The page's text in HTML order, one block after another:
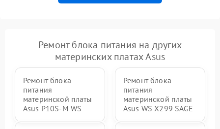
Ремонт блока питания на других
материнских платах Asus
Ремонт блока
питания
материнской платы
Asus P10S-M WS
Ремонт блока
питания
материнской платы
Asus WS X299 SAGE